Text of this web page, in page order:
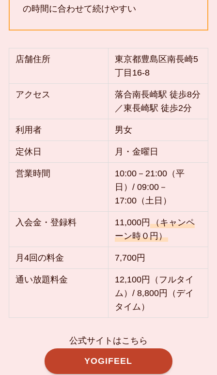
の時間に合わせて続けやすい
店舗住所
東京都豊島区南長崎5
丁目16-8
アクセス
落合南長崎駅 徒歩8分
／東長崎駅 徒歩2分
利用者 男女
定休日 月・金曜日
営業時間
10:00－21:00（平
日）/ 09:00－
17:00（土日）
入会金・登録料 11,000円（キャンペ
ーン時０円）
月4回の料金 7,700円
通い放題料金
12,100円（フルタイ
ム）/ 8,800円（デイ
タイム）
公式サイトはこちら
YOGIFEEL